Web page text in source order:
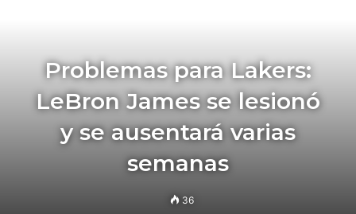
Problemas para Lakers:
LeBron James se lesionó
y se ausentará varias
semanas
36